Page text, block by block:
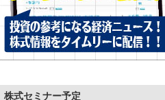
株式セミナー予定